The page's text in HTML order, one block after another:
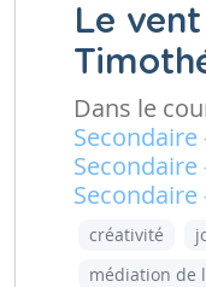
Le
Dans le
Secondaire
Secondaire
créativité
médiation de